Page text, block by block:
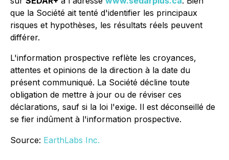
que la Société ait tenté d'identifier les principaux
risques et hypothèses, les résultats réels peuvent
différer.
L'information prospective reflète les croyances,
attentes et opinions de la direction à la date du
présent communiqué. La Société décline toute
obligation de mettre à jour ou de réviser ces
déclarations, sauf si la loi l'exige. Il est déconseillé de
se fier indûment à l'information prospective.
Source: EarthLabs Inc.